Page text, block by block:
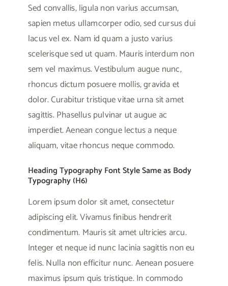
Sed convallis, ligula non varius accumsan,
sapien metus ullamcorper odio, sed cursus dui
lacus vel ex. Nam id quam a justo varius
scelerisque sed ut quam. Mauris interdum non
sem vel maximus. Vestibulum augue nunc,
rhoncus dictum posuere mollis, gravida et
dolor. Curabitur tristique vitae urna sit amet
sagittis. Phasellus pulvinar ut augue ac
imperdiet. Aenean congue lectus a neque
aliquam, vitae rhoncus neque commodo.
Heading Typography Font Style Same as Body
Typography (H6)
Lorem ipsum dolor sit amet, consectetur
adipiscing elit. Vivamus finibus hendrerit
condimentum. Mauris sit amet ultricies arcu.
Integer et neque id nunc lacinia sagittis non eu
felis. Nulla non efficitur nunc. Aenean posuere
maximus ipsum quis tristique. In commodo